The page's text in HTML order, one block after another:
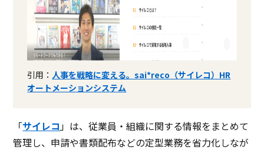
引用： 人事を戦略に変える。sai*reco（サイレコ）HR
オートメーションシステム
「サイレコ」は、従業員・組織に関する情報をまとめて
管理し、申請や書類配布などの定型業務を省力化しなが